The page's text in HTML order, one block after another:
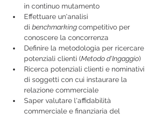
in continuo mutamento
Effettuare un'analisi
di benchmarking competitivo per
conoscere la concorrenza
Definire la metodologia per ricercare
potenziali clienti (Metodo d'Ingaggio)
Ricerca potenziali clienti e nominativi
di soggetti con cui instaurare la
relazione commerciale
Saper valutare l'affidabilità
commerciale e finanziaria del